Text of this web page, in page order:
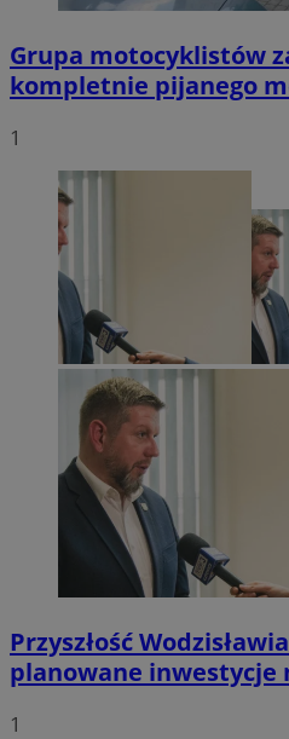
Grupa motocyklistów
kompletnie pijanego
1
Przyszłość
planowane inwestycje
1